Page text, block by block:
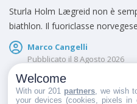
Sturla Holm Lægreid non è
biathlon. Il fuoriclasse
Marco Cangelli
Pubblicato il 8 Agosto 2026
Welcome
With our 201 partners , we wish
your devices (cookies, pixels in